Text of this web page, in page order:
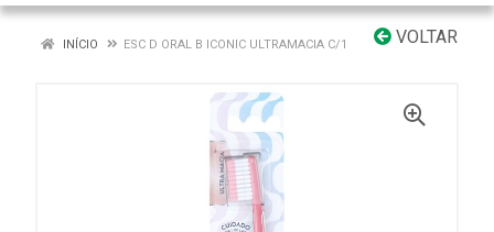
VOLTAR
INÍCIO ESC D ORAL B ICONIC ULTRAMACIA C/1